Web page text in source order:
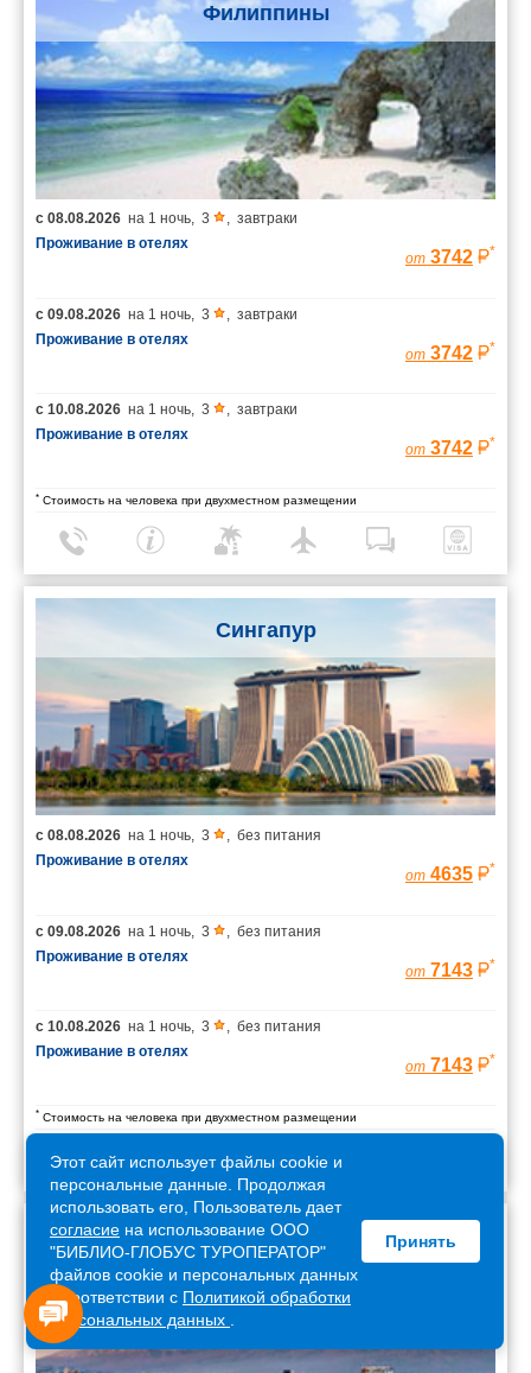
Филиппины
с 08.08.2026 на 1 ночь, 3 , завтраки
Проживание в отелях
от 3742 *
с 09.08.2026 на 1 ночь, 3 , завтраки
Проживание в отелях
от 3742 *
с 10.08.2026 на 1 ночь, 3 , завтраки
Проживание в отелях
от 3742 *
* Стоимость на человека при двухместном размещении
Сингапур
с 08.08.2026 на 1 ночь 3
без питания
Проживание в отелях
от 4635 *
с 09.08.2026 на 1 ночь 3
без питания
Проживание в отелях
от 7143 *
с 10.08.2026 на 1 ночь 3
без питания
Проживание в отелях
от 7143 *
* Стоимость на человека при двухместном размещении
Армения
Этот сайт использует файлы cookie и
персональные данные. Продолжая
использовать его, Пользователь дает
согласие на использование ООО
"БИБЛИО-ГЛОБУС ТУРОПЕРАТОР"
файлов cookie и персональных данных
в соответствии с Политикой обработки
персональных данных
Принять